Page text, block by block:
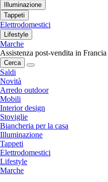
Illuminazione
Tappeti
Elettrodomestici
Lifestyle
Marche
Assistenza post-vendita in Francia
Cerca
Saldi
Novità
Arredo outdoor
Mobili
Interior design
Stoviglie
Biancheria per la casa
Illuminazione
Tappeti
Elettrodomestici
Lifestyle
Marche